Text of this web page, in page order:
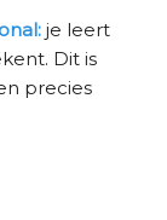
je leert
Dit is
precies